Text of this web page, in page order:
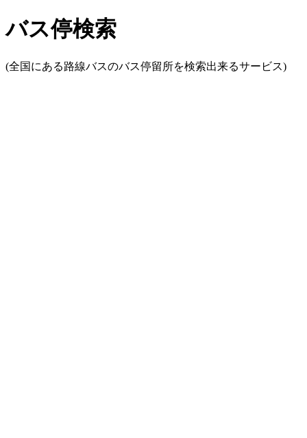
バス停検索
(全国にある路線バスのバス停留所を検索出来るサービス)